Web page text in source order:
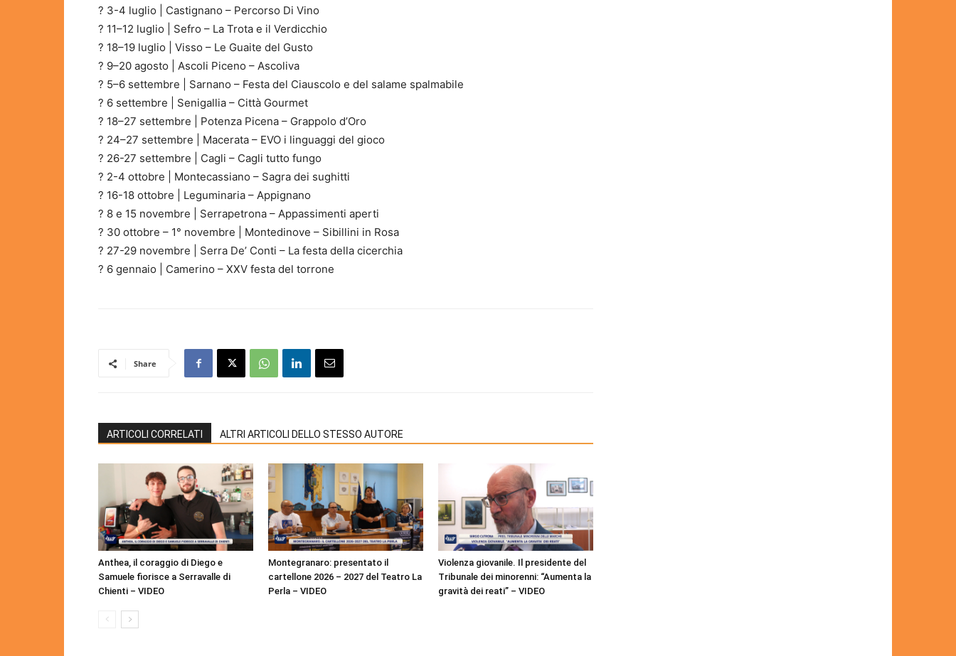
? 3-4 luglio | Castignano – Percorso Di Vino
? 11–12 luglio | Sefro – La Trota e il Verdicchio
? 18–19 luglio | Visso – Le Guaite del Gusto
? 9–20 agosto | Ascoli Piceno – Ascoliva
? 5–6 settembre | Sarnano – Festa del Ciauscolo e del salame spalmabile
? 6 settembre | Senigallia – Città Gourmet
? 18–27 settembre | Potenza Picena – Grappolo d’Oro
? 24–27 settembre | Macerata – EVO i linguaggi del gioco
? 26-27 settembre | Cagli – Cagli tutto fungo
? 2-4 ottobre | Montecassiano – Sagra dei sughitti
? 16-18 ottobre | Leguminaria – Appignano
? 8 e 15 novembre | Serrapetrona – Appassimenti aperti
? 30 ottobre – 1° novembre | Montedinove – Sibillini in Rosa
? 27-29 novembre | Serra De’ Conti – La festa della cicerchia
? 6 gennaio | Camerino – XXV festa del torrone
Share
ARTICOLI CORRELATI ALTRI ARTICOLI DELLO STESSO AUTORE
Anthea, il coraggio di Diego e
Samuele fiorisce a Serravalle di
Chienti – VIDEO
Montegranaro: presentato il
cartellone 2026 – 2027 del Teatro La
Perla – VIDEO
Violenza giovanile. Il presidente del
Tribunale dei minorenni: “Aumenta la
gravità dei reati” – VIDEO